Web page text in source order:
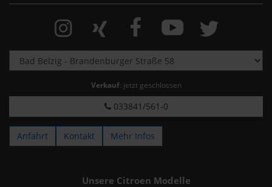
Verkauf: jetzt geschlossen
033841/561-0
Anfahrt Kontakt Mehr Infos
Unsere Citroen Modelle